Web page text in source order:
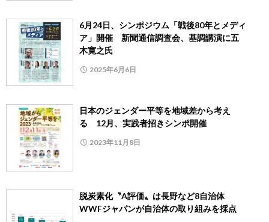
6月24日、シンポジウム「戦後80年とメディ
ア」開催 新聞通信調査会、基調講演に五
木寛之氏
2025年6月6日
日本のジェンダー平等を地域差から考え
る 12月、実践者招きシンポ開催
2023年11月8日
脱炭素化〝A評価〟は長野など8自治体
WWFジャパンが自治体の取り組みを採点